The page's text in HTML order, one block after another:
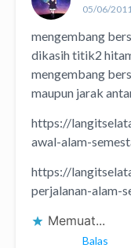
05/06/
mengembang
dikasih titik2
mengembang
maupun jarak
https://
awal-alam-
https://
perjalanan-alam-
Memuat...
Balas